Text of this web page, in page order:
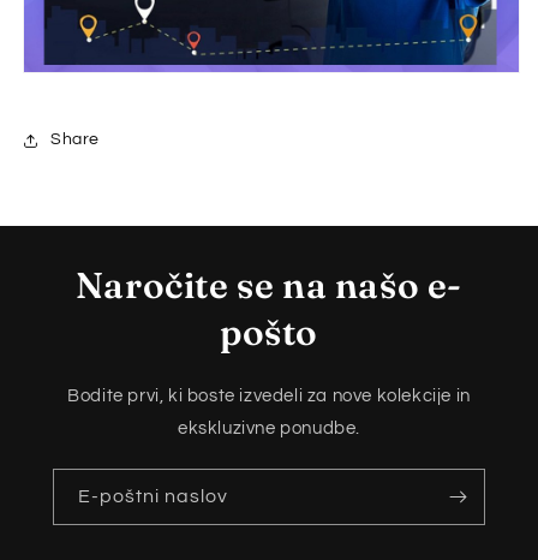
Share
Naročite se na našo e-
pošto
Bodite prvi, ki boste izvedeli za nove kolekcije in
ekskluzivne ponudbe.
E-poštni naslov